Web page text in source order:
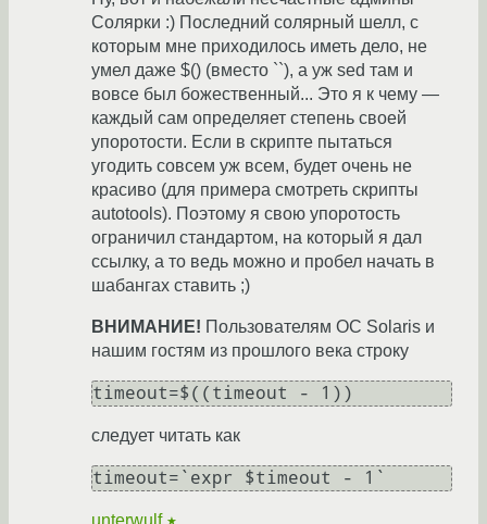
Солярки :) Последний солярный шелл, с
которым мне приходилось иметь дело, не
умел даже $() (вместо ``), а уж sed там и
вовсе был божественный... Это я к чему —
каждый сам определяет степень своей
упоротости. Если в скрипте пытаться
угодить совсем уж всем, будет очень не
красиво (для примера смотреть скрипты
autotools). Поэтому я свою упоротость
ограничил стандартом, на который я дал
ссылку, а то ведь можно и пробел начать в
шабангах ставить ;)
ВНИМАНИЕ! Пользователям ОС Solaris и
нашим гостям из прошлого века строку
timeout=$((timeout - 1))
следует читать как
timeout=`expr $timeout - 1`